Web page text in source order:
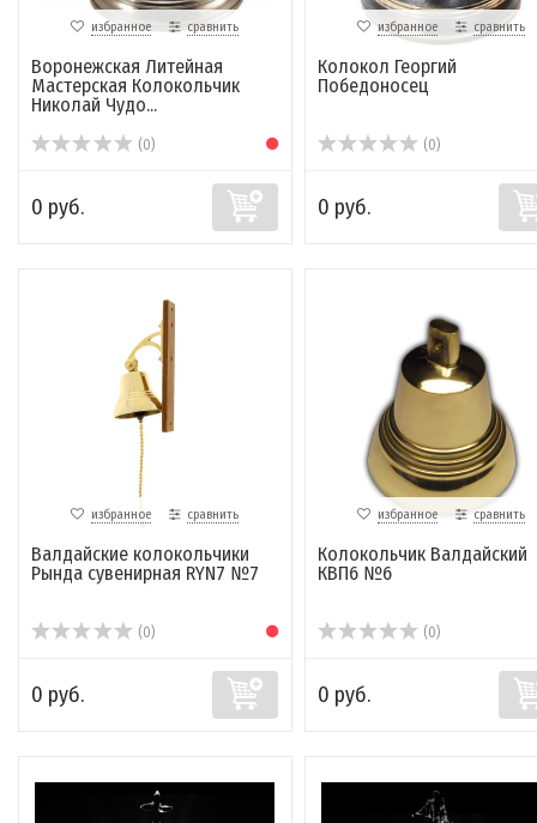
избранное сравнить
Воронежская Литейная
Мастерская Колокольчик
Николай Чудо...
(0)
0 руб.
избранное сравнить
Колокол Георгий
Победоносец
(0)
0 руб.
избранное сравнить
Валдайские колокольчики
Рында сувенирная RYN7 №7
(0)
0 руб.
избранное сравнить
Колокольчик Валдайский
КВП6 №6
(0)
0 руб.